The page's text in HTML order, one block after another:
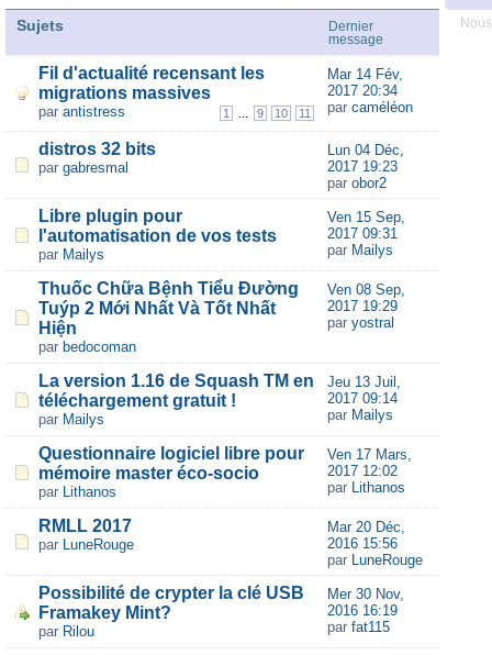
Sujets
Dernier
message
Fil d'actualité recensant les
migrations massives
1 ... 9 10 11
par antistress
Mar 14 Fév,
2017 20:34
par caméléon
distros 32 bits
par gabresmal
Lun 04 Déc,
2017 19:23
par obor2
Libre plugin pour
l'automatisation de vos tests
par Mailys
Ven 15 Sep,
2017 09:31
par Mailys
Thuốc Chữa Bệnh Tiểu Đường
Tuýp 2 Mới Nhất Và Tốt Nhất
Hiện
par bedocoman
Ven 08 Sep,
2017 19:29
par yostral
La version 1.16 de Squash TM en
téléchargement gratuit !
par Mailys
Jeu 13 Juil,
2017 09:14
par Mailys
Questionnaire logiciel libre pour
mémoire master éco-socio
par Lithanos
Ven 17 Mars,
2017 12:02
par Lithanos
RMLL 2017
par LuneRouge
Mar 20 Déc,
2016 15:56
par LuneRouge
Possibilité de crypter la clé USB
Framakey Mint?
par Rilou
Mer 30 Nov,
2016 16:19
par fat115